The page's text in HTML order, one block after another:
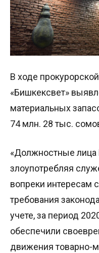
В ходе
«Бишкексвет»
материальных
74 млн. 28 тыс.
«Должностные
злоупотребляя
вопреки интересам
требования
учете, за период
обеспечили
движения товарно-